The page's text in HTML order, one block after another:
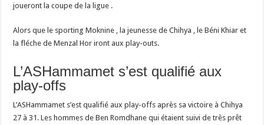
joueront la coupe de la ligue .
Alors que le sporting Moknine , la jeunesse de Chihya , le Béni Khiar et
la fléche de Menzal Hor iront aux play-outs.
L’ASHammamet s’est qualifié aux
play-offs
L’ASHammamet s’est qualifié aux play-offs après sa victoire à Chihya
27 à 31. Les hommes de Ben Romdhane qui étaient suivi de très prêt